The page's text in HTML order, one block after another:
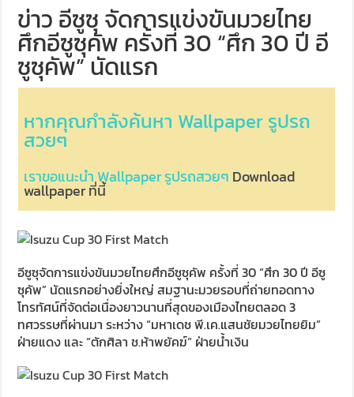
ข่าว อีซูซุ จัดการแข่งขันมวยไทย
ศึกอีซูซุคัพ ครั้งที่ 30 “ศึก 30 ปี อี
ซูซุคัพ” นัดแรก
หากคุณกำลังค้นหา Wallpaper รูปรถ
สวยๆ
เราขอแนะนำ Wallpaper รูปรถสวยๆ Download
wallpaper ที่นี้
อีซูซุจัดการแข่งขันมวยไทยศึกอีซูซุคัพ ครั้งที่ 30 “ศึก 30 ปี อีซู
ซุคัพ” นัดแรกอย่างยิ่งใหญ่ สมฐานะมวยรอบที่ถ่ายทอดทาง
โทรทัศน์ที่จัดต่อเนื่องยาวนานที่สุดของเมืองไทยตลอด 3
ทศวรรษที่ผ่านมา ระหว่าง “มหาเดช พี.เค.แสนชัยมวยไทยยิม”
ฝ่ายแดง และ “ตักศิลา ช.ห้าพยัคฆ์” ฝ่ายน้ำเงิน